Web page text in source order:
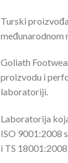
Turski
međunarodnom
Goliath
proizvodu i
laboratoriji.
Laboratorija
ISO 9001:2008
i TS